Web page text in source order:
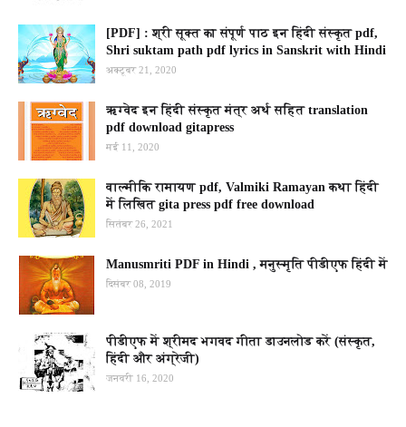
[PDF] : श्री सूक्त का संपूर्ण पाठ इन हिंदी संस्कृत pdf,
Shri suktam path pdf lyrics in Sanskrit with Hindi
अक्टूबर 21, 2020
ऋग्वेद इन हिंदी संस्कृत मंत्र अर्थ सहित translation
pdf download gitapress
मई 11, 2020
वाल्मीकि रामायण pdf, Valmiki Ramayan कथा हिंदी
में लिखित gita press pdf free download
सितंबर 26, 2021
Manusmriti PDF in Hindi , मनुस्मृति पीडीएफ हिंदी में
दिसंबर 08, 2019
पीडीएफ में श्रीमद भगवद गीता डाउनलोड करें (संस्कृत,
हिंदी और अंग्रेजी)
जनवरी 16, 2020